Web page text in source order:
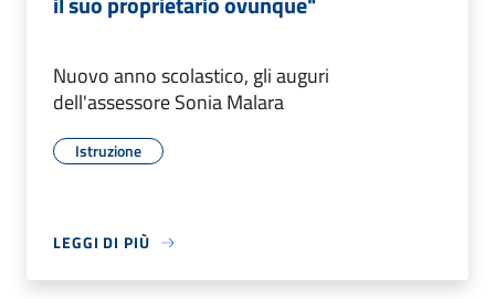
Nuovo anno scolastico, gli auguri
dell'assessore Sonia Malara
Istruzione
LEGGI DI PIÙ